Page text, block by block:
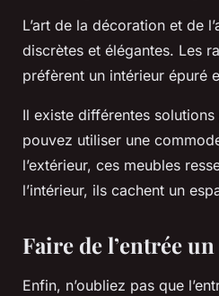
L’art de la décoration et de
discrètes et élégantes. Les
préfèrent un intérieur épuré
Il existe différentes
pouvez utiliser une
l’extérieur, ces meubles
l’intérieur, ils cachent un
Faire de l’entrée
Enfin, n’oubliez pas que